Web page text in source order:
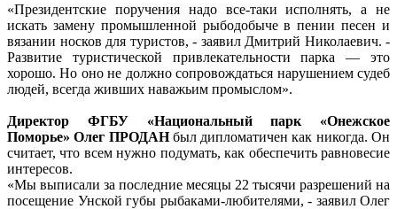
«Президентские поручения надо все-таки исполнять, а не
искать замену промышленной рыбодобыче в пении песен и
вязании носков для туристов, - заявил Дмитрий Николаевич. -
Развитие туристической привлекательности парка — это
хорошо. Но оно не должно сопровождаться нарушением судеб
людей, всегда живших наважьим промыслом».
Директор ФГБУ «Национальный парк «Онежское
Поморье» Олег ПРОДАНбыл дипломатичен как никогда. Он
считает, что всем нужно подумать, как обеспечить равновесие
интересов.
«Мы выписали за последние месяцы 22 тысячи разрешений на
посещение Унской губы рыбаками-любителями, - заявил Олег